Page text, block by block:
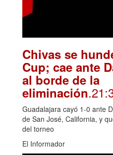
Chivas se
Cup; cae ante
al borde de la
eliminación
Guadalajara cayó 1-0 ante
de San José, California, y
del torneo
El Informador